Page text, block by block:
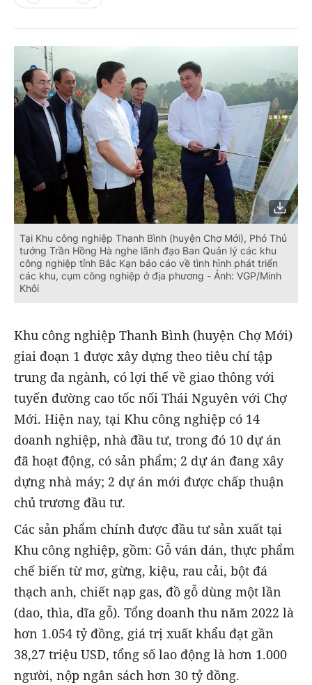
Tại Khu công nghiệp Thanh Bình (huyện Chợ Mới), Phó Thủ
tướng Trần Hồng Hà nghe lãnh đạo Ban Quản lý các khu
công nghiệp tỉnh Bắc Kạn báo cáo về tình hình phát triển
các khu, cụm công nghiệp ở địa phương - Ảnh: VGP/Minh
Khôi
Khu công nghiệp Thanh Bình (huyện Chợ Mới)
giai đoạn 1 được xây dựng theo tiêu chí tập
trung đa ngành, có lợi thế về giao thông với
tuyến đường cao tốc nối Thái Nguyên với Chợ
Mới. Hiện nay, tại Khu công nghiệp có 14
doanh nghiệp, nhà đầu tư, trong đó 10 dự án
đã hoạt động, có sản phẩm; 2 dự án đang xây
dựng nhà máy; 2 dự án mới được chấp thuận
chủ trương đầu tư.
Các sản phẩm chính được đầu tư sản xuất tại
Khu công nghiệp, gồm: Gỗ ván dán, thực phẩm
chế biến từ mơ, gừng, kiệu, rau cải, bột đá
thạch anh, chiết nạp gas, đồ gỗ dùng một lần
(dao, thìa, dĩa gỗ). Tổng doanh thu năm 2022 là
hơn 1.054 tỷ đồng, giá trị xuất khẩu đạt gần
38,27 triệu USD, tổng số lao động là hơn 1.000
người, nộp ngân sách hơn 30 tỷ đồng.